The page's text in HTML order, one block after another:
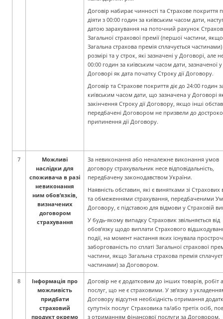
Договір набирає чинності та Страхове покриття
діяти з 00:00 годин за київським часом дати,
датою зарахування на поточний рахунок
Загальної страхової премії (першої частини, якщо
Загальна страхова премія сплачується
розмірі та у строк, які зазначені у Договорі, але
00:00 годин за київським часом дати, зазначеної у
Договорі як дата початку Строку дії Договору.
Договір та Страхове покриття діє до 24:00 годин
київським часом дати, що зазначена у Договорі
закінчення Строку дії Договору, якщо інші
передбачені Договором не призвели до
припинення дії Договору.
7
Можливі
наслідки для
споживача в разі
невиконання
ним обов’язків,
визначених
договором
страхування
За невиконання або неналежне виконання умов
договору страхувальник несе відповідальність,
передбачену законодавством України.
Наявність обставин, які є винятками зі Страхових
та обмеженнями страхування, передбаченими
Договору, є підставою для відмови у Страховій
У будь-якому випадку Страховик звільняється від
обов’язку щодо виплати Страхового
події, на момент настання яких існувала
заборгованість по сплаті Загальної страхової
частини, якщо Загальна страхова премія
частинами) за Договором.
8
Інформація про
можливість
придбати
страховий
продукт окремо
Договір не є додатковим до інших товарів, робіт
послуг, що не є страховими. У зв’язку з
Договору відсутня необхідність отримання
супутніх послуг Страховика та/або третіх осіб,
з отриманням фінансової послуги за Договором.